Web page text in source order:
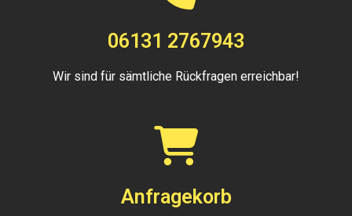
06131 2767943
Wir sind für sämtliche Rückfragen erreichbar!
Anfragekorb